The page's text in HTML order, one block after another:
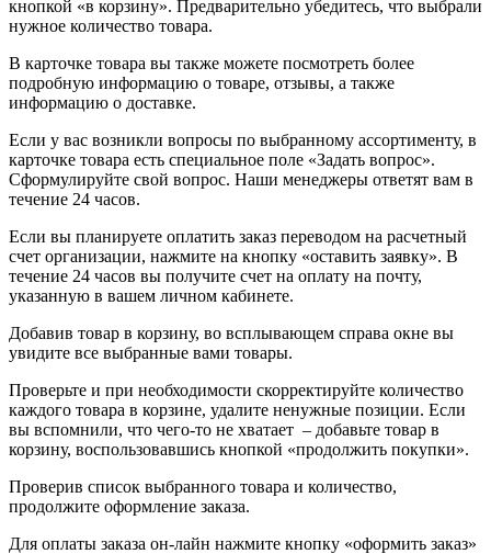
кнопкой «в корзину». Предварительно убедитесь, что выбрали
нужное количество товара.
В карточке товара вы также можете посмотреть более
подробную информацию о товаре, отзывы, а также
информацию о доставке.
Если у вас возникли вопросы по выбранному ассортименту, в
карточке товара есть специальное поле «Задать вопрос».
Сформулируйте свой вопрос. Наши менеджеры ответят вам в
течение 24 часов.
Если вы планируете оплатить заказ переводом на расчетный
счет организации, нажмите на кнопку «оставить заявку». В
течение 24 часов вы получите счет на оплату на почту,
указанную в вашем личном кабинете.
Добавив товар в корзину, во всплывающем справа окне вы
увидите все выбранные вами товары.
Проверьте и при необходимости скорректируйте количество
каждого товара в корзине, удалите ненужные позиции. Если
вы вспомнили, что чего-то не хватает – добавьте товар в
корзину, воспользовавшись кнопкой «продолжить покупки».
Проверив список выбранного товара и количество,
продолжите оформление заказа.
Для оплаты заказа он-лайн нажмите кнопку «оформить заказ»